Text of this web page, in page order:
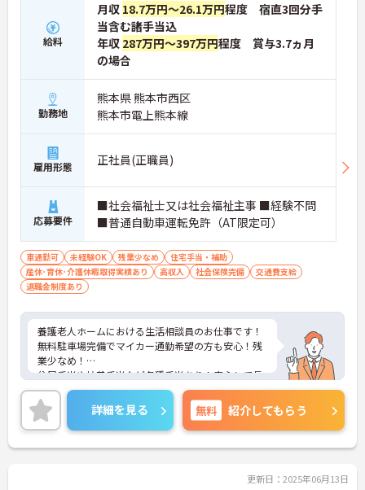
給料
月収 18.7万円～26.1万円程度 宿直3回分手
当含む諸手当込
年収 287万円～397万円程度 賞与3.7ヵ月
の場合
勤務地
熊本県 熊本市西区
熊本市電上熊本線
雇用形態 正社員(正職員)
応募要件
■社会福祉士又は社会福祉主事 ■経験不問
■普通自動車運転免許（AT限定可）
車通勤可 未経験OK 残業少なめ
住宅手当・補助
産休･育休･介護休暇取得実績あり
高収入 社会保険完備
交通費支給
退職金制度あり
養護老人ホームにおける生活相談員のお仕事です！
無料駐車場完備でマイカー通勤希望の方も安心！残
業少なめ！
住居手当や扶養手当など各種手当あり！安心して長
期での就業が可能です。
ご興味ある方には、面接対策ポイントなど、さらに
詳細をお話しいたしますのでお気軽にご相談くださ
い！
詳細を見る 無料 紹介してもらう
更新日：2025年06月13日